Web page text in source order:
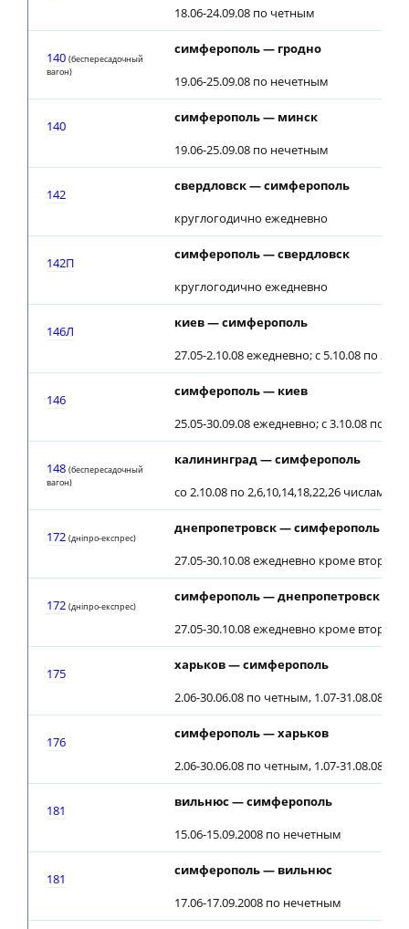
18.06-24.09.08 по четным
140 (беспересадочный
вагон)
симферополь — гродно
19.06-25.09.08 по нечетным
140
симферополь — минск
19.06-25.09.08 по нечетным
142
свердловск — симферополь
круглогодично ежедневно
142П
симферополь — свердловск
круглогодично ежедневно
146Л
киев — симферополь
27.05-2.10.08 ежедневно; с 5.10.08 по 2,
146
симферополь — киев
25.05-30.09.08 ежедневно; с 3.10.08 по 2,
148 (беспересадочный
вагон)
калининград — симферополь
со 2.10.08 по 2,6,10,14,18,22,26 числам
172 (днiпро-експрес)
днепропетровск — симферополь
27.05-30.10.08 ежедневно кроме
172 (днiпро-експрес)
симферополь — днепропетровск
27.05-30.10.08 ежедневно кроме
175
харьков — симферополь
2.06-30.06.08 по четным, 1.07-31.08.08
176
симферополь — харьков
2.06-30.06.08 по четным, 1.07-31.08.08
181
вильнюс — симферополь
15.06-15.09.2008 по нечетным
181
симферополь — вильнюс
17.06-17.09.2008 по нечетным